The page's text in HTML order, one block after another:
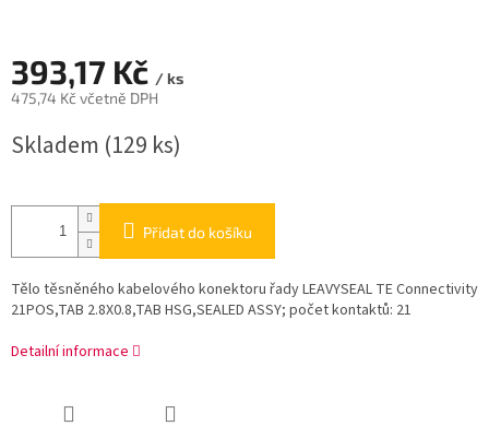
393,17 Kč / ks
475,74 Kč včetně DPH
cena:
Skladem (129 ks)
Přidat do košíku
Tělo těsněného kabelového konektoru řady LEAVYSEAL TE Connectivity
21POS,TAB 2.8X0.8,TAB HSG,SEALED ASSY; počet kontaktů: 21
Detailní informace